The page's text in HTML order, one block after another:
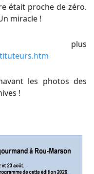
était proche de zéro.
miracle !
plus
les photos des
!